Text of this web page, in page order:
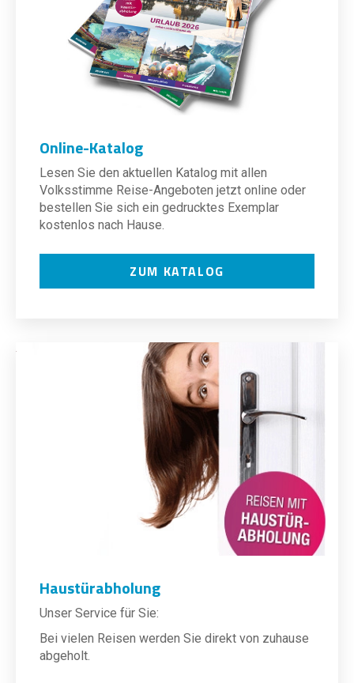
Online-Katalog
Lesen Sie den aktuellen Katalog mit allen
Volksstimme Reise-Angeboten jetzt online oder
bestellen Sie sich ein gedrucktes Exemplar
kostenlos nach Hause.
ZUM KATALOG
Haustürabholung
Unser Service für Sie:
Bei vielen Reisen werden Sie direkt von zuhause
abgeholt.